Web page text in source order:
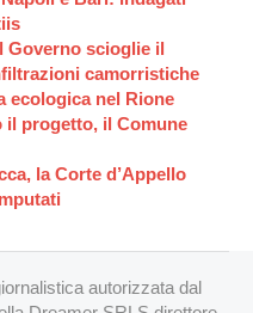
Governo scioglie il
camorristiche
ecologica nel Rione
il progetto, il Comune
la Corte d’Appello
autorizzata dal